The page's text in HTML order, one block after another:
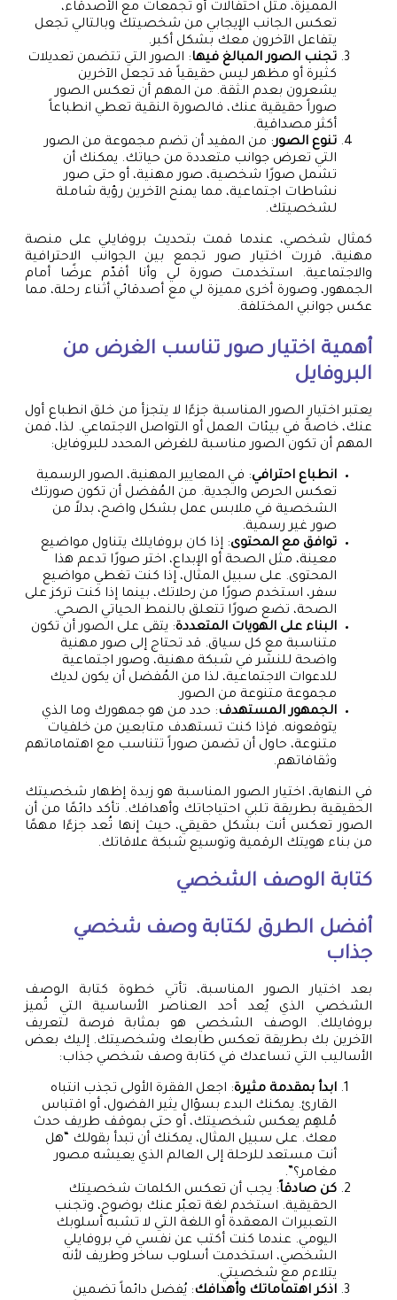
المميزة، مثل احتفالات أو تجمعات مع الأصدقاء،
تعكس الجانب الإيجابي من شخصيتك وبالتالي تجعل
يتفاعل الآخرون معك بشكل أكبر.
تجنب الصور المبالغ فيها: الصور التي تتضمن تعديلات
كثيرة أو مظهر ليس حقيقياً قد تجعل الآخرين
يشعرون بعدم الثقة. من المهم أن تعكس الصور
صوراً حقيقية عنك، فالصورة النقية تعطي انطباعاً
أكثر مصداقية.
تنوع الصور: من المفيد أن تضم مجموعة من الصور
التي تعرض جوانب متعددة من حياتك. يمكنك أن
تشمل صورًا شخصية، صور مهنية، أو حتى صور
نشاطات اجتماعية، مما يمنح الآخرين رؤية شاملة
لشخصيتك.
كمثال شخصي، عندما قمت بتحديث بروفايلي على منصة
مهنية، قررت اختيار صور تجمع بين الجوانب الاحترافية
والاجتماعية. استخدمت صورة لي وأنا أقدّم عرضًا أمام
الجمهور، وصورة أخرى مميزة لي مع أصدقائي أثناء رحلة، مما
عكس جوانبي المختلفة.
أهمية اختيار صور تناسب الغرض من
البروفايل
يعتبر اختيار الصور المناسبة جزءًا لا يتجزأ من خلق انطباع أول
عنك، خاصةً في بيئات العمل أو التواصل الاجتماعي. لذا، فمن
المهم أن تكون الصور مناسبة للغرض المحدد للبروفايل:
انطباع احترافي: في المعايير المهنية، الصور الرسمية
تعكس الحرص والجدية. من المُفضل أن تكون صورتك
الشخصية في ملابس عمل بشكل واضح، بدلاً من
صور غير رسمية.
توافق مع المحتوى: إذا كان بروفايلك يتناول مواضيع
معينة، مثل الصحة أو الإبداع، اختر صورًا تدعم هذا
المحتوى. على سبيل المثال، إذا كنت تغطي مواضيع
سفر، استخدم صورًا من رحلاتك، بينما إذا كنت تركز على
الصحة، تضع صورًا تتعلق بالنمط الحياتي الصحي.
البناء على الهويات المتعددة: يتقى على الصور أن تكون
متناسبة مع كل سياق. قد تحتاج إلى صور مهنية
واضحة للنشر في شبكة مهنية، وصور اجتماعية
للدعوات الاجتماعية، لذا من المُفضل أن يكون لديك
مجموعة متنوعة من الصور.
الجمهور المستهدف: حدد من هو جمهورك وما الذي
يتوقعونه. فإذا كنت تستهدف متابعين من خلفيات
متنوعة، حاول أن تضمن صوراً تتناسب مع اهتماماتهم
وثقافاتهم.
في النهاية، اختيار الصور المناسبة هو زبدة إظهار شخصيتك
الحقيقية بطريقة تلبي احتياجاتك وأهدافك. تأكد دائمًا من أن
الصور تعكس أنت بشكل حقيقي، حيث إنها تُعد جزءًا مهمًا
من بناء هويتك الرقمية وتوسيع شبكة علاقاتك.
كتابة الوصف الشخصي
أفضل الطرق لكتابة وصف شخصي
جذاب
بعد اختيار الصور المناسبة، تأتي خطوة كتابة الوصف
الشخصي الذي يُعد أحد العناصر الأساسية التي تُميز
بروفايلك. الوصف الشخصي هو بمثابة فرصة لتعريف
الآخرين بك بطريقة تعكس طابعك وشخصيتك. إليك بعض
الأساليب التي تساعدك في كتابة وصف شخصي جذاب:
ابدأ بمقدمة مثيرة: اجعل الفقرة الأولى تجذب انتباه
القارئ. يمكنك البدء بسؤال يثير الفضول، أو اقتباس
مُلهِم يعكس شخصيتك، أو حتى بموقف طريف حدث
معك. على سبيل المثال، يمكنك أن تبدأ بقولك “هل
أنت مستعد للرحلة إلى العالم الذي يعيشه مصور
مغامر؟”.
كن صادقاً: يجب أن تعكس الكلمات شخصيتك
الحقيقية. استخدم لغة تعبّر عنك بوضوح، وتجنب
التعبيرات المعقدة أو اللغة التي لا تشبه أسلوبك
اليومي. عندما كنت أكتب عن نفسي في بروفايلي
الشخصي، استخدمت أسلوب ساخر وطريف لأنه
يتلاءم مع شخصيتي.
اذكر اهتماماتك وأهدافك: يُفضل دائماً تضمين